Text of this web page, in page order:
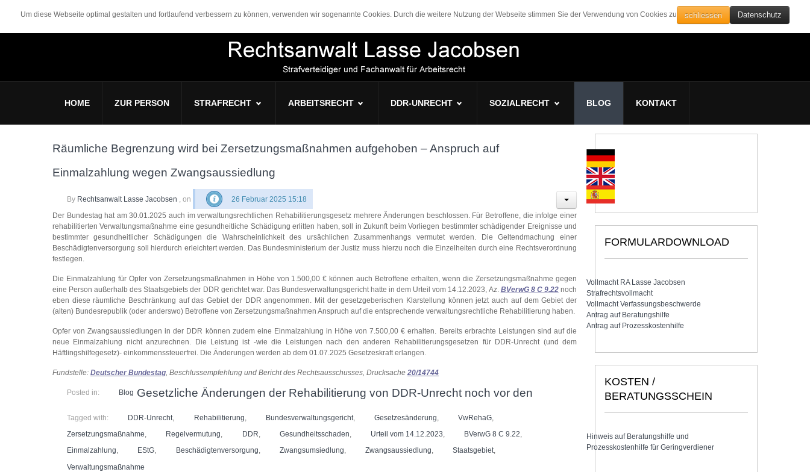
Um diese Webseite optimal gestalten und fortlaufend verbessern zu können, verwenden wir sogenannte Cookies. Durch die weitere Nutzung der Webseite stimmen Sie der Verwendung von Cookies zu schliessen Datenschutz
HOME ZUR PERSON STRAFRECHT ARBEITSRECHT DDR-UNRECHT SOZIALRECHT BLOG KONTAKT
Räumliche Begrenzung wird bei Zersetzungsmaßnahmen aufgehoben – Anspruch auf
Einmalzahlung wegen Zwangsaussiedlung
By Rechtsanwalt Lasse Jacobsen , on
26 Februar 2025 15:18
Der Bundestag hat am 30.01.2025 auch im verwaltungsrechtlichen Rehabilitierungsgesetz mehrere Änderungen beschlossen. Für Betroffene, die infolge einer
rehabilitierten Verwaltungsmaßnahme eine gesundheitliche Schädigung erlitten haben, soll in Zukunft beim Vorliegen bestimmter schädigender Ereignisse und
bestimmter gesundheitlicher Schädigungen die Wahrscheinlichkeit des ursächlichen Zusammenhangs vermutet werden. Die Geltendmachung einer
Beschädigtenversorgung soll hierdurch erleichtert werden. Das Bundesministerium der Justiz muss hierzu noch die Einzelheiten durch eine Rechtsverordnung
festlegen.
Die Einmalzahlung für Opfer von Zersetzungsmaßnahmen in Höhe von 1.500,00 € können auch Betroffene erhalten, wenn die Zersetzungsmaßnahme gegen
eine Person außerhalb des Staatsgebiets der DDR gerichtet war. Das Bundesverwaltungsgericht hatte in dem Urteil vom 14.12.2023, Az. BVerwG 8 C 9.22noch
eben diese räumliche Beschränkung auf das Gebiet der DDR angenommen. Mit der gesetzgeberischen Klarstellung können jetzt auch auf dem Gebiet der
(alten) Bundesrepublik (oder anderswo) Betroffene von Zersetzungsmaßnahmen Anspruch auf die entsprechende verwaltungsrechtliche Rehabilitierung haben.
Opfer von Zwangsaussiedlungen in der DDR können zudem eine Einmalzahlung in Höhe von 7.500,00 € erhalten. Bereits erbrachte Leistungen sind auf die
neue Einmalzahlung nicht anzurechnen. Die Leistung ist -wie die Leistungen nach den anderen Rehabilitierungsgesetzen für DDR-Unrecht (und dem
Häftlingshilfegesetz)- einkommenssteuerfrei. Die Änderungen werden ab dem 01.07.2025 Gesetzeskraft erlangen.
Fundstelle: Deutscher Bundestag, Beschlussempfehlung und Bericht des Rechtsausschusses, Drucksache 20/14744
Posted in: Blog
Tagged with: DDR-Unrecht, Rehabilitierung, Bundesverwaltungsgericht, Gesetzesänderung, VwRehaG,
Zersetzungsmaßnahme, Regelvermutung, DDR, Gesundheitsschaden, Urteil vom 14.12.2023, BVerwG 8 C 9.22,
Einmalzahlung, EStG, Beschädigtenversorgung, Zwangsumsiedlung, Zwangsaussiedlung, Staatsgebiet,
Verwaltungsmaßnahme
Gesetzliche Änderungen der Rehabilitierung von DDR-Unrecht noch vor den
FORMULARDOWNLOAD
Vollmacht RA Lasse Jacobsen
Strafrechtsvollmacht
Vollmacht Verfassungsbeschwerde
Antrag auf Beratungshilfe
Antrag auf Prozesskostenhilfe
KOSTEN /
BERATUNGSSCHEIN
Hinweis auf Beratungshilfe und
Prozesskostenhilfe für Geringverdiener